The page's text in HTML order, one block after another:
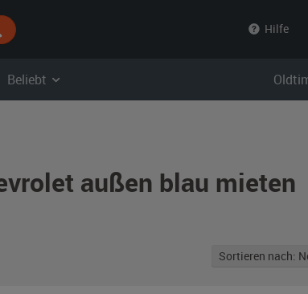
Hilfe
Beliebt
außen blau mieten